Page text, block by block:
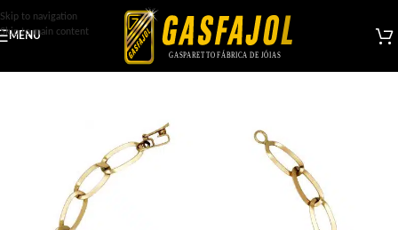
Skip to navigation
Skip to main content
MENU